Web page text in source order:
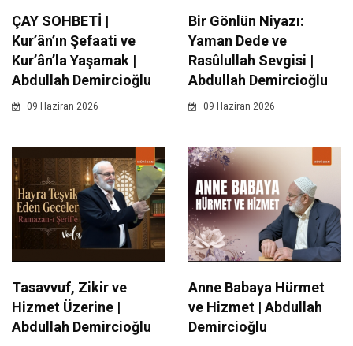
ÇAY SOHBETİ |
Kur’ân’ın Şefaati ve
Kur’ân’la Yaşamak |
Abdullah Demircioğlu
09 Haziran 2026
Bir Gönlün Niyazı:
Yaman Dede ve
Rasûlullah Sevgisi |
Abdullah Demircioğlu
09 Haziran 2026
Tasavvuf, Zikir ve
Hizmet Üzerine |
Abdullah Demircioğlu
Anne Babaya Hürmet
ve Hizmet | Abdullah
Demircioğlu